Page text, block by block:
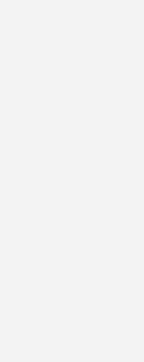
zusammengestellt,
von